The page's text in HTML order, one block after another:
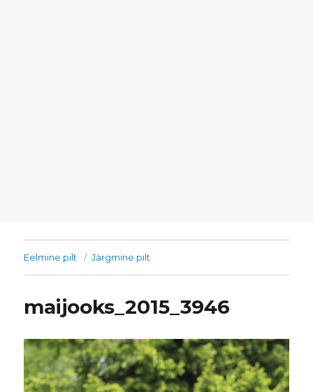
Eelmine pilt Järgmine pilt
maijooks_2015_3946